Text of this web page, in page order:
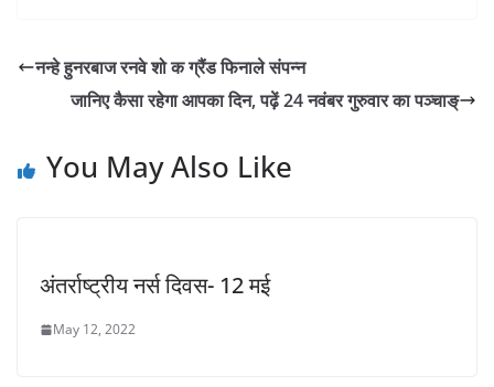
नन्हे हुनरबाज रनवे शो क ग्रैंड फिनाले संपन्न
जानिए कैसा रहेगा आपका दिन, पढ़ें 24 नवंबर गुरुवार का पञ्चाङ्
You May Also Like
अंतर्राष्ट्रीय नर्स दिवस- 12 मई
May 12, 2022